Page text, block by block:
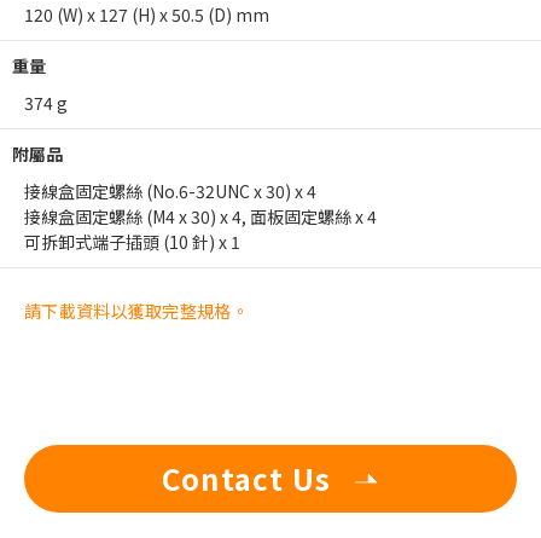
120 (W) x 127 (H) x 50.5 (D) mm
重量
374 g
附屬品
接線盒固定螺絲 (No.6-32UNC x 30) x 4
接線盒固定螺絲 (M4 x 30) x 4, 面板固定螺絲 x 4
可拆卸式端子插頭 (10 針) x 1
請下載資料以獲取完整規格。
Contact Us